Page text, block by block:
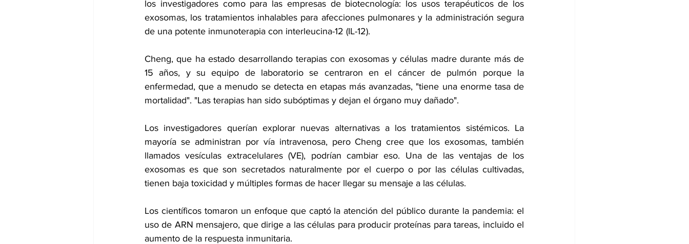
los investigadores como para las empresas de biotecnología: los usos terapéuticos de los
exosomas, los tratamientos inhalables para afecciones pulmonares y la administración segura
de una potente inmunoterapia con interleucina-12 (IL-12).
Cheng, que ha estado desarrollando terapias con exosomas y células madre durante más de
15 años, y su equipo de laboratorio se centraron en el cáncer de pulmón porque la
enfermedad, que a menudo se detecta en etapas más avanzadas, "tiene una enorme tasa de
mortalidad". "Las terapias han sido subóptimas y dejan el órgano muy dañado".
Los investigadores querían explorar nuevas alternativas a los tratamientos sistémicos. La
mayoría se administran por vía intravenosa, pero Cheng cree que los exosomas, también
llamados vesículas extracelulares (VE), podrían cambiar eso. Una de las ventajas de los
exosomas es que son secretados naturalmente por el cuerpo o por las células cultivadas,
tienen baja toxicidad y múltiples formas de hacer llegar su mensaje a las células.
Los científicos tomaron un enfoque que captó la atención del público durante la pandemia: el
uso de ARN mensajero, que dirige a las células para producir proteínas para tareas, incluido el
aumento de la respuesta inmunitaria.